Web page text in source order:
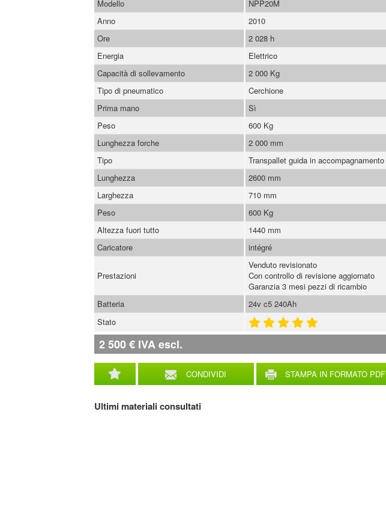
CONDIVIDI STAMPA IN FORMATO PDF
Modello
NPP20M
Anno
2010
Ore
2 028 h
Energia
Elettrico
Capacità di sollevamento
2 000 Kg
Tipo di pneumatico
Cerchione
Prima mano
Sì
Peso
600 Kg
Lunghezza forche
2 000 mm
Tipo
Transpallet guida in accompagnamento
Lunghezza
2600 mm
Larghezza
710 mm
Peso
600 Kg
Altezza fuori tutto
1440 mm
Caricatore
intégré
Prestazioni
Venduto revisionato
Con controllo di revisione aggiornato
Garanzia 3 mesi pezzi di ricambio
Batteria
24v c5 240Ah
Stato
2 500€ IVA escl.
Ultimi materiali consultati